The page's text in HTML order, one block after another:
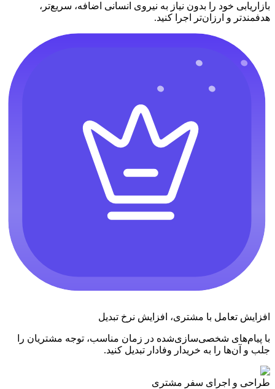
بازاریابی خود را بدون نیاز به نیروی انسانی اضافه، سریع‌تر،
هدفمندتر و ارزان‌تر اجرا کنید.
افزایش تعامل با مشتری، افزایش نرخ تبدیل
با پیام‌های شخصی‌سازی‌شده در زمان مناسب، توجه مشتریان را
جلب و آن‌ها را به خریدار وفادار تبدیل کنید.
طراحی و اجرای سفر مشتری